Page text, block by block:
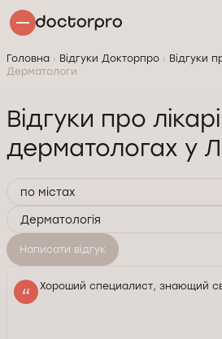
Головна Відгуки Докторпро
Відгуки
Дерматологи
Відгуки про
дерматологах у
по містах
Дерматологія
Написати відгук
Хороший специалист, знающий